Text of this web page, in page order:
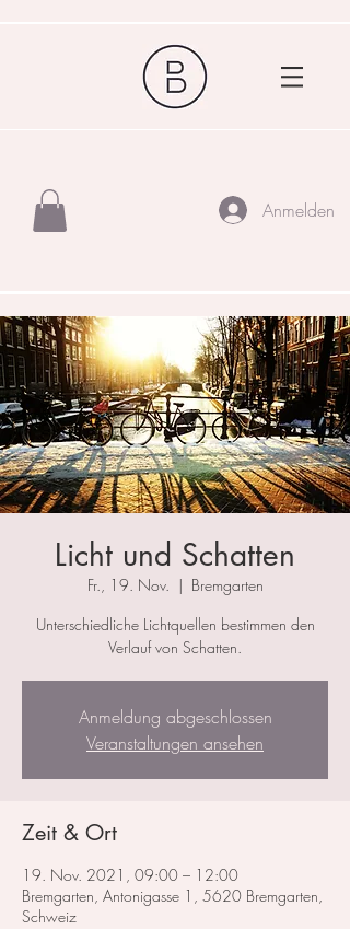
Anmelden
Licht und Schatten
Fr., 19. Nov.
  |
Bremgarten
Unterschiedliche Lichtquellen bestimmen den
Verlauf von Schatten.
Anmeldung abgeschlossen
Veranstaltungen ansehen
Zeit & Ort
19. Nov. 2021, 09:00 – 12:00
Bremgarten, Antonigasse 1, 5620 Bremgarten,
Schweiz